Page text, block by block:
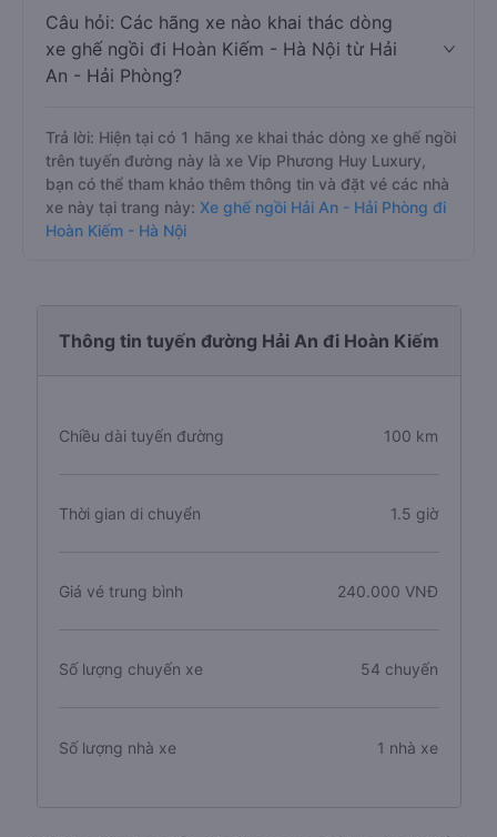
Câu hỏi: Các hãng xe nào khai thác dòng
xe ghế ngồi đi Hoàn Kiếm - Hà Nội từ Hải
An - Hải Phòng?
Trả lời: Hiện tại có 1 hãng xe khai thác dòng xe ghế ngồi
trên tuyến đường này là xe Vip Phương Huy Luxury,
bạn có thể tham khảo thêm thông tin và đặt vé các nhà
xe này tại trang này: Xe ghế ngồi Hải An - Hải Phòng đi
Hoàn Kiếm - Hà Nội
Thông tin tuyến đường Hải An đi Hoàn Kiếm
Chiều dài tuyến đường 100 km
Thời gian di chuyển 1.5 giờ
Giá vé trung bình 240.000 VNĐ
Số lượng chuyến xe 54 chuyến
Số lượng nhà xe 1 nhà xe